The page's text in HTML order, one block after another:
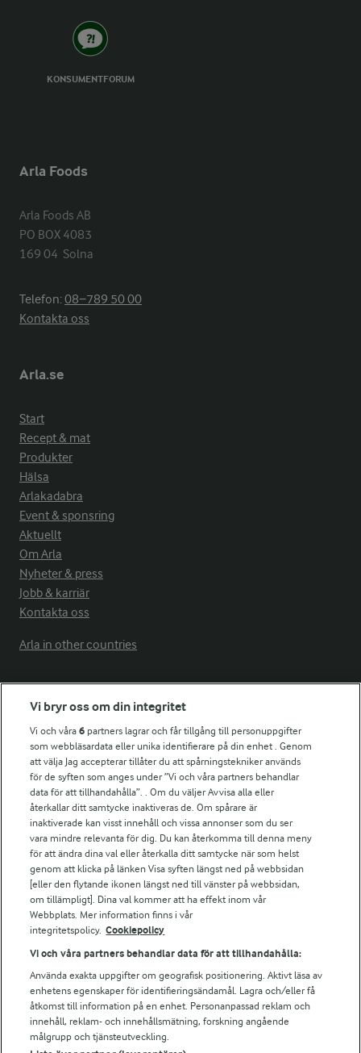
KONSUMENTFORUM
Arla Foods
Arla Foods AB
PO BOX 4083
169 04  Solna
Telefon:08−789 50 00
Kontakta oss
Arla.se
Start
Recept & mat
Produkter
Hälsa
Arlakadabra
Event & sponsring
Aktuellt
Om Arla
Nyheter & press
Jobb & karriär
Kontakta oss
Arla in other countries
Fler Arlasajter
För ägare
Arlas kundportal
Arla.com
Falbygdens Ost
Arla webbshop
Bildbank
Följ oss
Vi bryr oss om din integritet
Vi och våra6 partners lagrar och får tillgång till personuppgifter
som webbläsardata eller unika identifierare på din enhet . Genom
att välja Jag accepterar tillåter du att spårningstekniker används
för de syften som anges under ”Vi och våra partners behandlar
data för att tillhandahålla”. . Om du väljer Avvisa alla eller
återkallar ditt samtycke inaktiveras de. Om spårare är
inaktiverade kan visst innehåll och vissa annonser som du ser
vara mindre relevanta för dig. Du kan återkomma till denna meny
för att ändra dina val eller återkalla ditt samtycke när som helst
genom att klicka på länken Visa syften längst ned på webbsidan
[eller den flytande ikonen längst ned till vänster på webbsidan,
om tillämpligt]. Dina val kommer att ha effekt inom vår
Webbplats. Mer information finns i vår
integritetspolicy. Cookiepolicy
Vi och våra partners behandlar data för att tillhandahålla:
Använda exakta uppgifter om geografisk positionering. Aktivt läsa av
enhetens egenskaper för identifieringsändamål. Lagra och/eller få
åtkomst till information på en enhet. Personanpassad reklam och
innehåll, reklam- och innehållsmätning, forskning angående
målgrupp och tjänsteutveckling.